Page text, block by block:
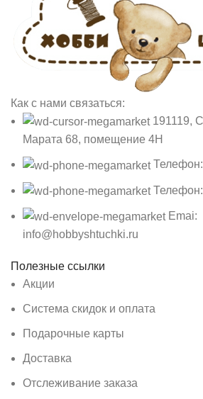
Как с нами связаться:
191119,
Марата 68, помещение 4Н
Emai:
info@hobbyshtuchki.ru
Полезные ссылки
Акции
Система скидок и оплата
Подарочные карты
Доставка
Отслеживание заказа